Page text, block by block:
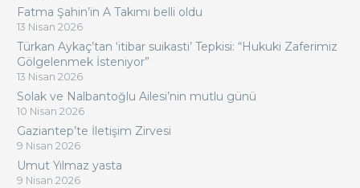
Fatma Şahin’in A Takımı belli oldu
13 Nisan 2026
Türkan Aykaç’tan ‘itibar suikasti’ Tepkisi: “Hukuki Zaferimiz
Gölgelenmek İsteniyor”
13 Nisan 2026
Solak ve Nalbantoğlu Ailesi’nin mutlu günü
10 Nisan 2026
Gaziantep’te İletişim Zirvesi
9 Nisan 2026
Umut Yılmaz yasta
9 Nisan 2026